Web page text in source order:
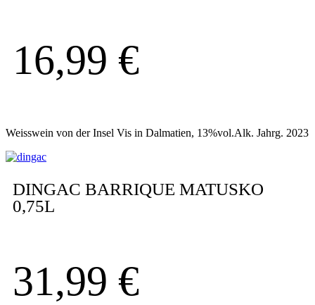
16,99 €
Weisswein von der Insel Vis in Dalmatien, 13%vol.Alk. Jahrg. 2023
DINGAC BARRIQUE MATUSKO
0,75L
31,99 €